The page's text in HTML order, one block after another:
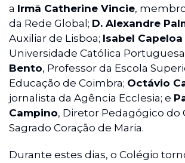
a Irmã Catherine Vincie,
da Rede Global; D. Alexandre
Auxiliar de Lisboa; Isabel Capeloa
Universidade Católica
Bento, Professor da Escola
Educação de Coimbra; Octávio
jornalista da Agência Ecclesia; e
Campino, Diretor Pedagógico do
Sagrado Coração de Maria.
Durante estes dias, o Colégio